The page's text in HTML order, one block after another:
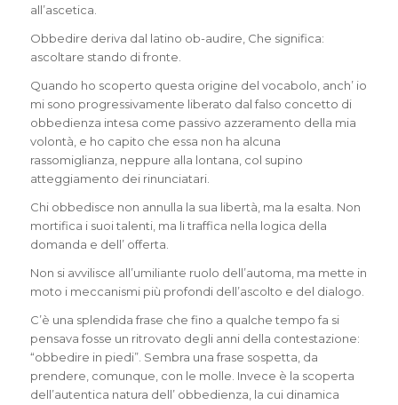
all’ascetica.
Obbedire deriva dal latino ob-audire, Che significa:
ascoltare stando di fronte.
Quando ho scoperto questa origine del vocabolo, anch’ io
mi sono progressivamente liberato dal falso concetto di
obbedienza intesa come passivo azzeramento della mia
volontà, e ho capito che essa non ha alcuna
rassomiglianza, neppure alla lontana, col supino
atteggiamento dei rinunciatari.
Chi obbedisce non annulla la sua libertà, ma la esalta. Non
mortifica i suoi talenti, ma li traffica nella logica della
domanda e dell’ offerta.
Non si avvilisce all’umiliante ruolo dell’automa, ma mette in
moto i meccanismi più profondi dell’ascolto e del dialogo.
C’è una splendida frase che fino a qualche tempo fa si
pensava fosse un ritrovato degli anni della contestazione:
“obbedire in piedi”. Sembra una frase sospetta, da
prendere, comunque, con le molle. Invece è la scoperta
dell’autentica natura dell’ obbedienza, la cui dinamica